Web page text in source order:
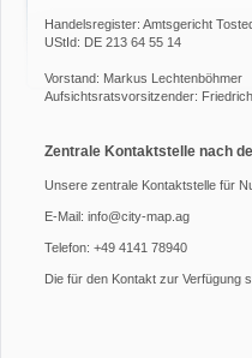
Handelsregister: Amtsgericht
UStId: DE 213 64 55 14
Vorstand: Markus Lechtenböhmer
Aufsichtsratsvorsitzender:
Zentrale Kontaktstelle nach
Unsere zentrale Kontaktstelle für
E-Mail: info@city-map.ag
Telefon: +49 4141 78940
Die für den Kontakt zur Verfügung